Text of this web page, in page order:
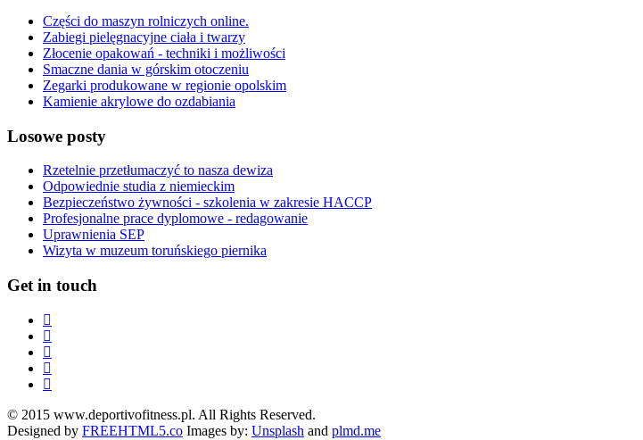
Części do maszyn rolniczych online.
Zabiegi pielęgnacyjne ciała i twarzy
Złocenie opakowań - techniki i możliwości
Smaczne dania w górskim otoczeniu
Zegarki produkowane w regionie opolskim
Kamienie akrylowe do ozdabiania
Losowe posty
Rzetelnie przetłumaczyć to nasza dewiza
Odpowiednie studia z niemieckim
Bezpieczeństwo żywności - szkolenia w zakresie HACCP
Profesjonalne prace dyplomowe - redagowanie
Uprawnienia SEP
Wizyta w muzeum toruńskiego piernika
Get in touch
© 2015 www.deportivofitness.pl. All Rights Reserved.
Designed by FREEHTML5.co Images by: Unsplash and plmd.me